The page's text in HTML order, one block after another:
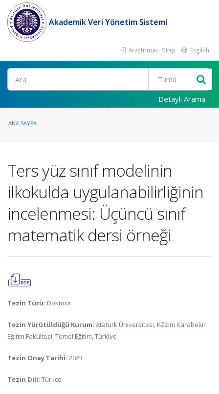
Akademik Veri Yönetim Sistemi
Araştırmacı Girişi English
Ara
Detaylı Arama
ANA SAYFA
Ters yüz sınıf modelinin
ilkokulda uygulanabilirliğinin
incelenmesi: Üçüncü sınıf
matematik dersi örneği
Tezin Türü: Doktora
Tezin Yürütüldüğü Kurum: Atatürk Üniversitesi, Kâzım Karabekir
Eğitim Fakültesi, Temel Eğitim, Türkiye
Tezin Onay Tarihi: 2023
Tezin Dili: Türkçe